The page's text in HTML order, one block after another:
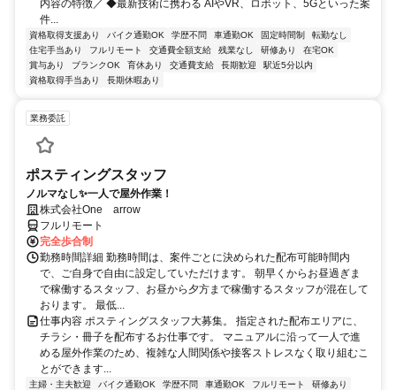
内容の特徴／ ◆最新技術に携わる AIやVR、ロボット、5Gといった案
件...
資格取得支援あり バイク通勤OK 学歴不問 車通勤OK 固定時間制
転勤なし
住宅手当あり
フルリモート 交通費全額支給 残業なし 研修あり
在宅OK
賞与あり
ブランクOK 育休あり 交通費支給 長期歓迎
駅近5分以内
資格取得手当あり
長期休暇あり
業務委託
ポスティングスタッフ
ノルマなし✨一人で屋外作業！
株式会社One arrow
フルリモート
完全歩合制
勤務時間詳細 勤務時間は、案件ごとに決められた配布可能時間内
で、ご自身で自由に設定していただけます。 朝早くからお昼過ぎま
で稼働するスタッフ、お昼から夕方まで稼働するスタッフが混在して
おります。 最低...
仕事内容 ポスティングスタッフ大募集。 指定された配布エリアに、
チラシ・冊子を配布するお仕事です。 マニュアルに沿って一人で進
める屋外作業のため、複雑な人間関係や接客ストレスなく取り組むこ
とができます...
主婦・主夫歓迎 バイク通勤OK 学歴不問 車通勤OK フルリモート
研修あり